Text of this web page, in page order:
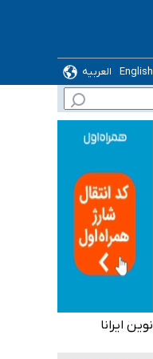
English
العربیه
نوین ایرانا